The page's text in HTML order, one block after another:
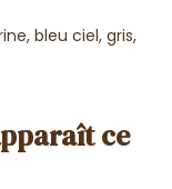
bleu ciel, gris,
ce